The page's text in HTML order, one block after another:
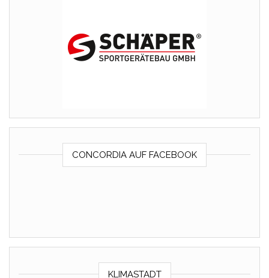
CONCORDIA AUF FACEBOOK
KLIMASTADT